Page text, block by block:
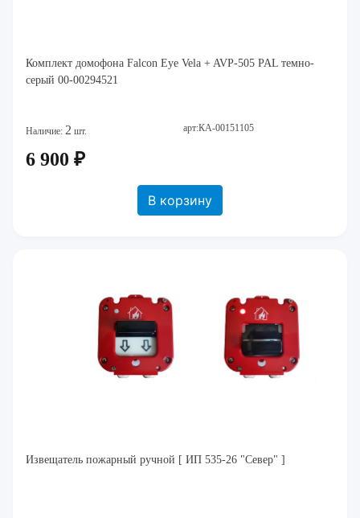
Комплект домофона Falcon Eye Vela + AVP-505 PAL темно-
серый 00-00294521
Наличие: 2 шт. арт:КА-00151105
6 900 ₽
В корзину
Извещатель пожарный ручной [ ИП 535-26 "Север" ]